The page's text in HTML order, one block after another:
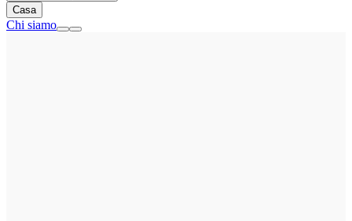
Casa
Chi siamo